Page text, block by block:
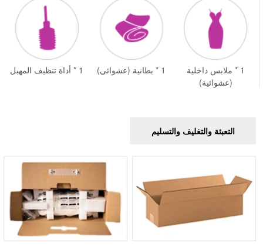
1 * ملابس داخلية
(عشوائية)
1 * بطانية (عشوائي) 1 * أداة تنظيف المهبل
التعبئة والتغليف والتسليم